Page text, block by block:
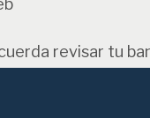
revisar tu